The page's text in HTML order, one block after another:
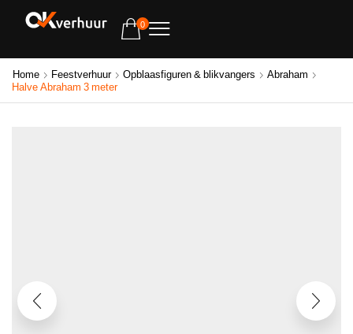
0
Home Feestverhuur Opblaasfiguren & blikvangers
Abraham
Halve Abraham 3 meter